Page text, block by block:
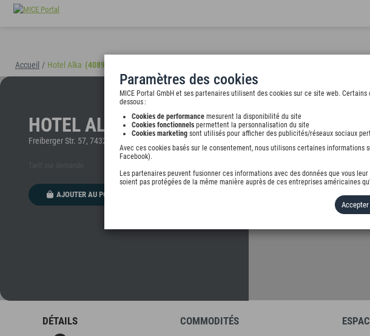
Paramètres des cookies
MICE Portal GmbH et ses partenaires utilisent des cookies sur ce site web.
dessous :
Cookies de performance mesurent la disponibilité du site
Cookies fonctionnels permettent la personnalisation du site
Cookies marketing sont utilisés pour afficher des publicités/réseaux sociaux
Avec ces cookies basés sur le consentement, nous utilisons certaines
Facebook).
Les partenaires peuvent fusionner ces informations avec des données que vous
soient pas protégées de la même manière auprès de ces entreprises américaines
Accueil / Hotel Alka (40895)
HOTEL ALKA
Freiberger Str. 57, 74321 Bietigheim-Bissingen, undefined
AJOUTER AU PORTEFEUILLE
DÉTAILS COMMODITÉS